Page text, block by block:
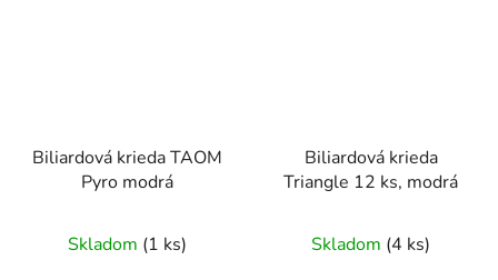
Biliardová krieda TAOM
Pyro modrá
Skladom (1 ks)
Biliardová krieda
Triangle 12 ks, modrá
Skladom (4 ks)